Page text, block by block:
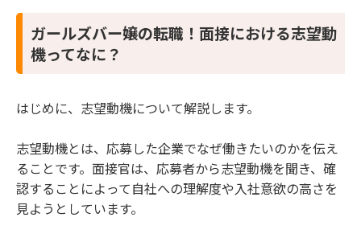
3.1 【ガールズバー嬢の転職！面接官に悪い印象
を与える志望動機1】給料に関することを言う
3.3 【ガールズバー嬢の転職！面接官に悪い印象
3.4 【ガールズバー嬢の転職！面接官に悪い印象
を与える志望動機4】通いやすさを伝える
3.5 【ガールズバー嬢の転職！面接官に悪い印象
を与える志望動機5】会社を学校と勘違いしてい
ガールズバー嬢の転職！面接における志望動
機ってなに？
はじめに、志望動機について解説します。
志望動機とは、応募した企業でなぜ働きたいのかを伝え
ることです。面接官は、応募者から志望動機を聞き、確
認することによって自社への理解度や入社意欲の高さを
見ようとしています。